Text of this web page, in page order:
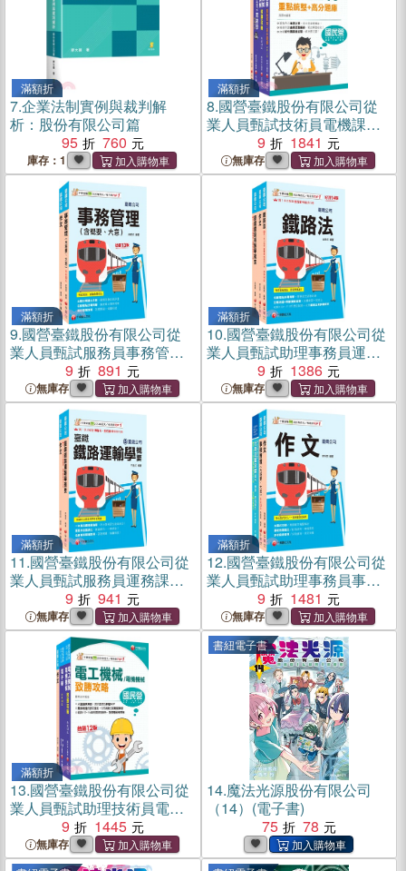
滿額折
7.企業法制實例與裁判解
析：股份有限公司篇
95
760
庫存：1
滿額折
8.國營臺鐵股份有限公司從
業人員甄試技術員電機課文
版套書（共四冊）
9 1841
無庫存
滿額折
9.國營臺鐵股份有限公司從
業人員甄試服務員事務管理
課文版套書（共二冊）
9 891
無庫存
滿額折
10.國營臺鐵股份有限公司從
業人員甄試助理事務員運務
課文版套書（共三冊）
9 1386
無庫存
滿額折
11.國營臺鐵股份有限公司從
業人員甄試服務員運務課文
版套書（共二冊）
9 941
無庫存
滿額折
12.國營臺鐵股份有限公司從
業人員甄試助理事務員事務
管理課文版套書（共三冊）
9 1481
無庫存
滿額折
13.國營臺鐵股份有限公司從
業人員甄試助理技術員電務/
電力課文版套書（共三冊）
9 1445
無庫存
書紐電子書
14.魔法光源股份有限公司
（14）(電子書)
75
78